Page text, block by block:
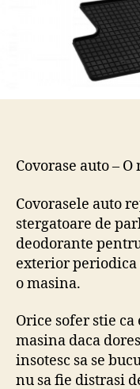
Covorase auto –
Covorasele auto
stergatoare de
deodorante
exterior
o masina.
Orice sofer stie
masina daca
insotesc sa se
nu sa fie distrasi